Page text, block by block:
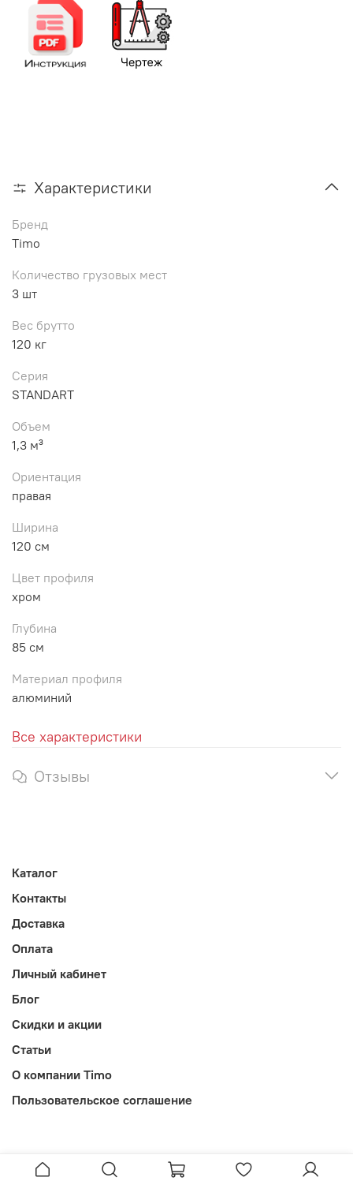
Характеристики
Бренд
Timo
Количество грузовых мест
3 шт
Вес брутто
120 кг
Серия
STANDART
Объем
1,3 м³
Ориентация
правая
Ширина
120 см
Цвет профиля
хром
Глубина
85 см
Материал профиля
алюминий
Все характеристики
Отзывы
Каталог
Контакты
Доставка
Оплата
Личный кабинет
Блог
Скидки и акции
Статьи
О компании Timo
Пользовательское соглашение